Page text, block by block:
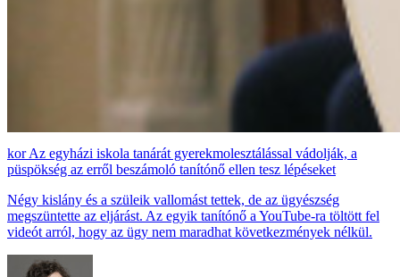
Az egyházi iskola tanárát gyerekmolesztálással vádolják, a
püspökség az erről beszámoló tanítónő ellen tesz lépéseket
Négy kislány és a szüleik vallomást tettek, de az ügyészség
megszüntette az eljárást. Az egyik tanítónő a YouTube-ra töltött fel
videót arról, hogy az ügy nem maradhat következmények nélkül.